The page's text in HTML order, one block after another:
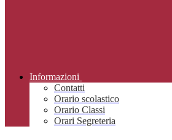
Informazioni
Contatti
Orario scolastico
Orario Classi
Orari Segreteria